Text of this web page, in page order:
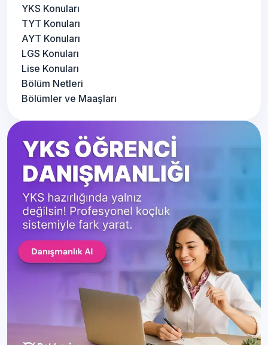
YKS Konuları
TYT Konuları
AYT Konuları
LGS Konuları
Lise Konuları
Bölüm Netleri
Bölümler ve Maaşları